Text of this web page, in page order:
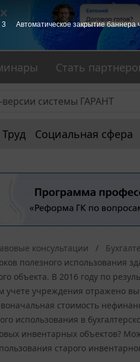
Стать
Труд Социальная сфера
консультации
полезного использования
объекта. В 2016 году по
учете учреждения отражено
стоимость
использования в
инвентарных объектов?
старого
3 Автоматическое закрытие баннера